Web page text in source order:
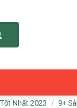
Nhất 2023 / 9+